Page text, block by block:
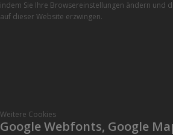
indem Sie Ihre Browsereinstellungen ändern und
auf dieser Website erzwingen.
Weitere Cookies
Google Webfonts, Google